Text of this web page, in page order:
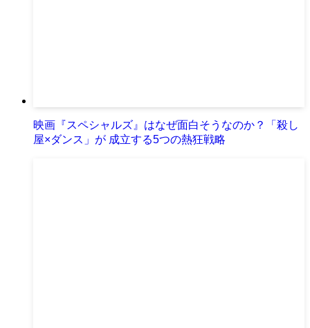
映画『スペシャルズ』はなぜ面白そうなのか？「殺し
屋×ダンス」が 成立する5つの熱狂戦略